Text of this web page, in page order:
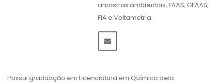
amostras ambientais, FAAS, GFAAS,
FIA e Voltametria.
Possui graduação em Licenciatura em Química pela